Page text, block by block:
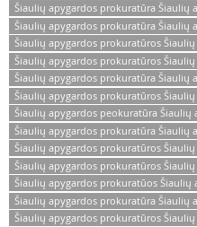
Šiaulių apygardos prokuratūra Šiaulių
Šiaulių apygardos prokuratūra Šiaulių
Šiaulių apygardos prokuratūros
Šiaulių apygardos prokuratūros
Šiaulių apygardos prokuratūra Šiaulių
Šiaulių apygardos prokuratūros
Šiaulių apygardos peokuratūra
Šiaulių apygardos prokuratūra Šiaulių
Šiaulių apygardos prokuratūros
Šiaulių apygardos prokuratūros
Šiaulių apygardos prokuratūos Šiaulių
Šiaulių apygardos prokuratūra Šiaulių
Šiaulių apygardos prokuratūros